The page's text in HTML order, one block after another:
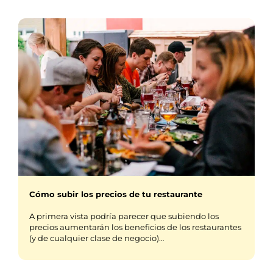
Cómo subir los precios de tu restaurante
A primera vista podría parecer que subiendo los
precios aumentarán los beneficios de los restaurantes
(y de cualquier clase de negocio)…